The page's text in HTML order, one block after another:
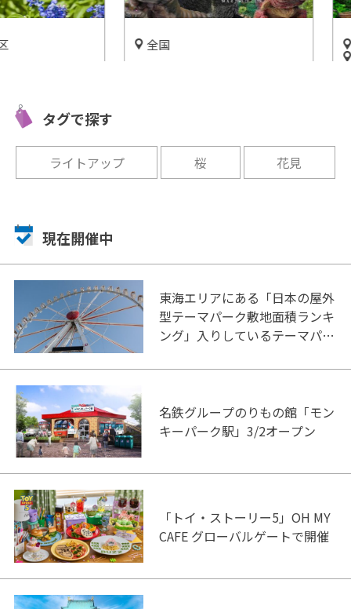
ルー
開催中
豊田市
タグで探す
ライトアップ 桜 花見
現在開催中
東海エリアにある「日本の屋外
型テーマパーク敷地面積ランキ
ング」入りしているテーマパー
名鉄グループのりもの館「モン
キーパーク駅」3/2オープン
「トイ・ストーリー5」OH MY
CAFE グローバルゲートで開催